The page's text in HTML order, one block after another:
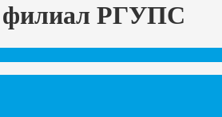
филиал РГУПС